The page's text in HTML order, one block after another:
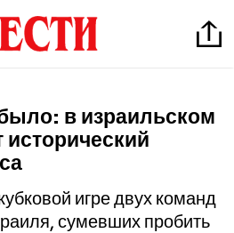
в израильском
игре двух команд
сумевших пробить